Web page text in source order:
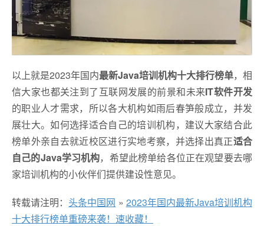
以上就是2023年国内最新Java培训机构十大排行榜单，相
信大家也都关注到了互联网发展的前景和未来IT软件开发
的职业人才需求，所以各大机构如雨后春笋般成立，并发
展壮大。如何选择适合自己的培训机构，建议大家结合此
榜单外亲自去就近校区进行实地考察，并选择出真正适合
自己的Java学习机构，希望此榜单给各位正在观望要去哪
家培训机构的小伙伴们提供建设性意见。
转载请注明： 头条中国网 » 2023年国内最新Java培训机构
十大排行榜单重磅来袭！速收藏！